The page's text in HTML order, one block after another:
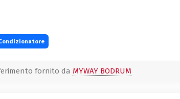
fornito da MYWAY BODRUM